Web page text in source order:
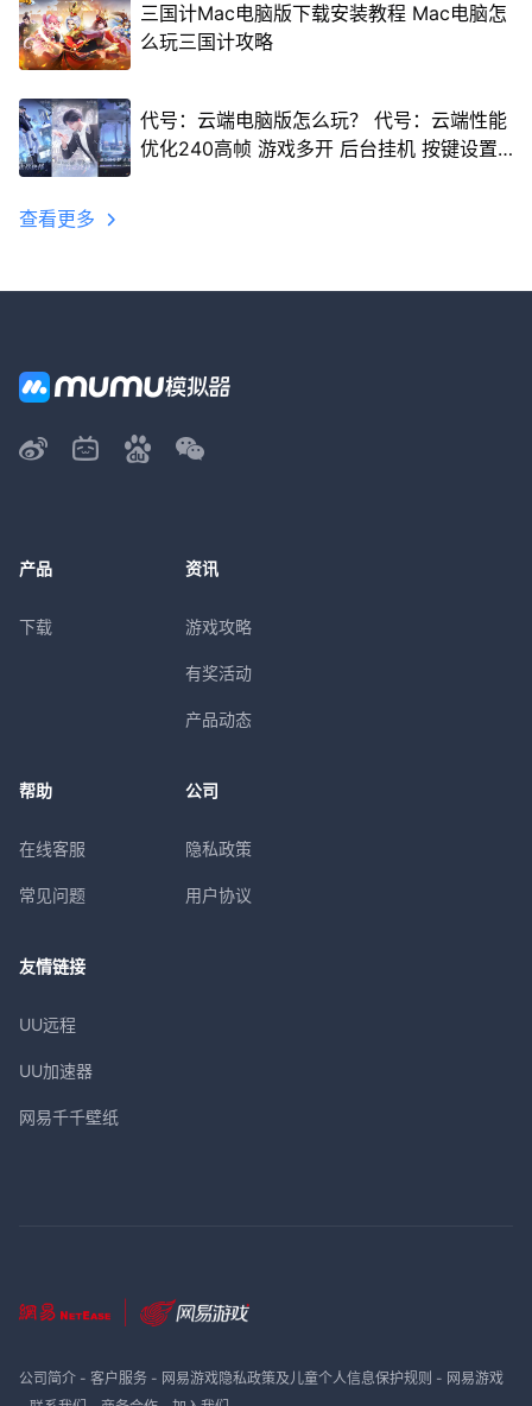
三国计Mac电脑版下载安装教程 Mac电脑怎
么玩三国计攻略
代号：云端电脑版怎么玩？ 代号：云端性能
优化240高帧 游戏多开 后台挂机 按键设置
查看更多
产品
下载
资讯
游戏攻略
有奖活动
产品动态
帮助
在线客服
常见问题
公司
隐私政策
用户协议
友情链接
UU远程
UU加速器
网易千千壁纸
公司简介- 客户服务- 网易游戏隐私政策及儿童个人信息保护规则 - 网易游戏